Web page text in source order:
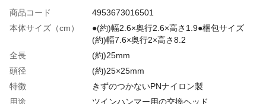
商品コード
4953673016501
本体サイズ（cm）
●(約)幅2.6×奥行2.6×高さ1.9●梱包サイズ
(約)幅7.6×奥行2×高さ8.2
全長
(約)25mm
頭径
(約)25×25mm
特徴
きずのつかないPNナイロン製
用途
ツインハンマー用の交換ヘッド